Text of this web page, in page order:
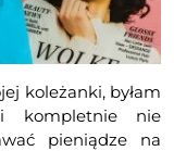
koleżanki, byłam
i kompletnie nie
pieniądze na